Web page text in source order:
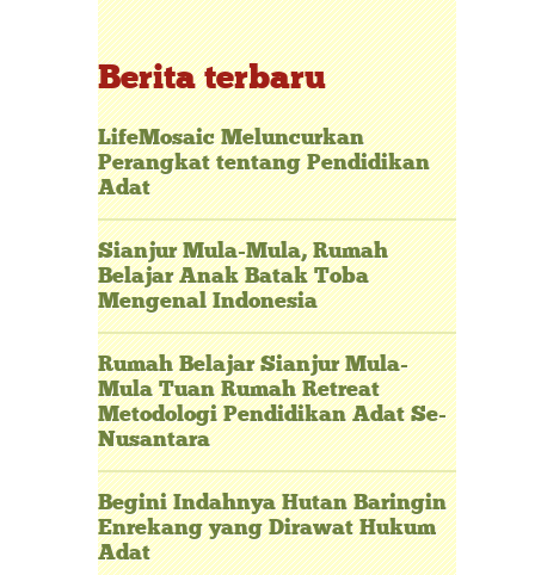
Berita terbaru
LifeMosaic Meluncurkan
Perangkat tentang Pendidikan
Adat
Sianjur Mula-Mula, Rumah
Belajar Anak Batak Toba
Mengenal Indonesia
Rumah Belajar Sianjur Mula-
Mula Tuan Rumah Retreat
Metodologi Pendidikan Adat Se-
Nusantara
Begini Indahnya Hutan Baringin
Enrekang yang Dirawat Hukum
Adat